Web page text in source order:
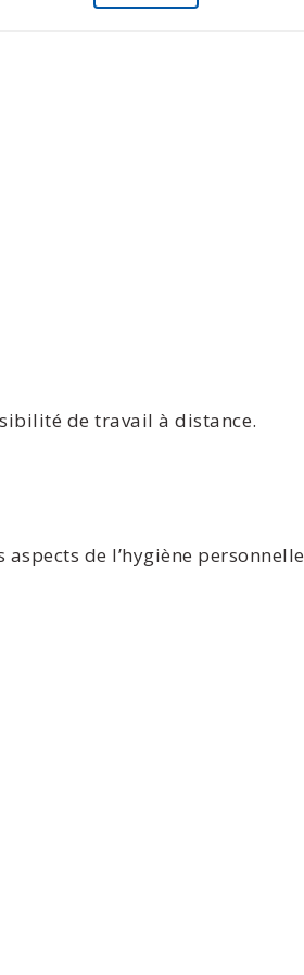
de travail à distance.
de l’hygiène personnelle